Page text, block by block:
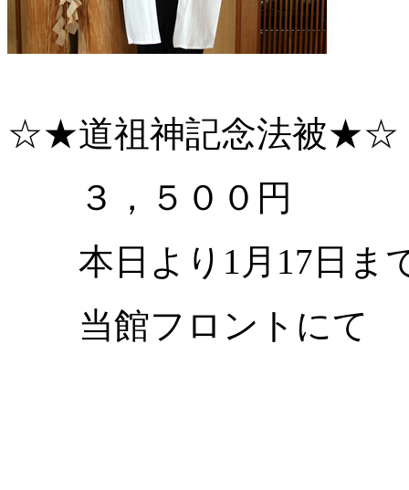
☆★道祖神記念法被★☆
３，５００円
本日より1月17日ま
当館フロントにて